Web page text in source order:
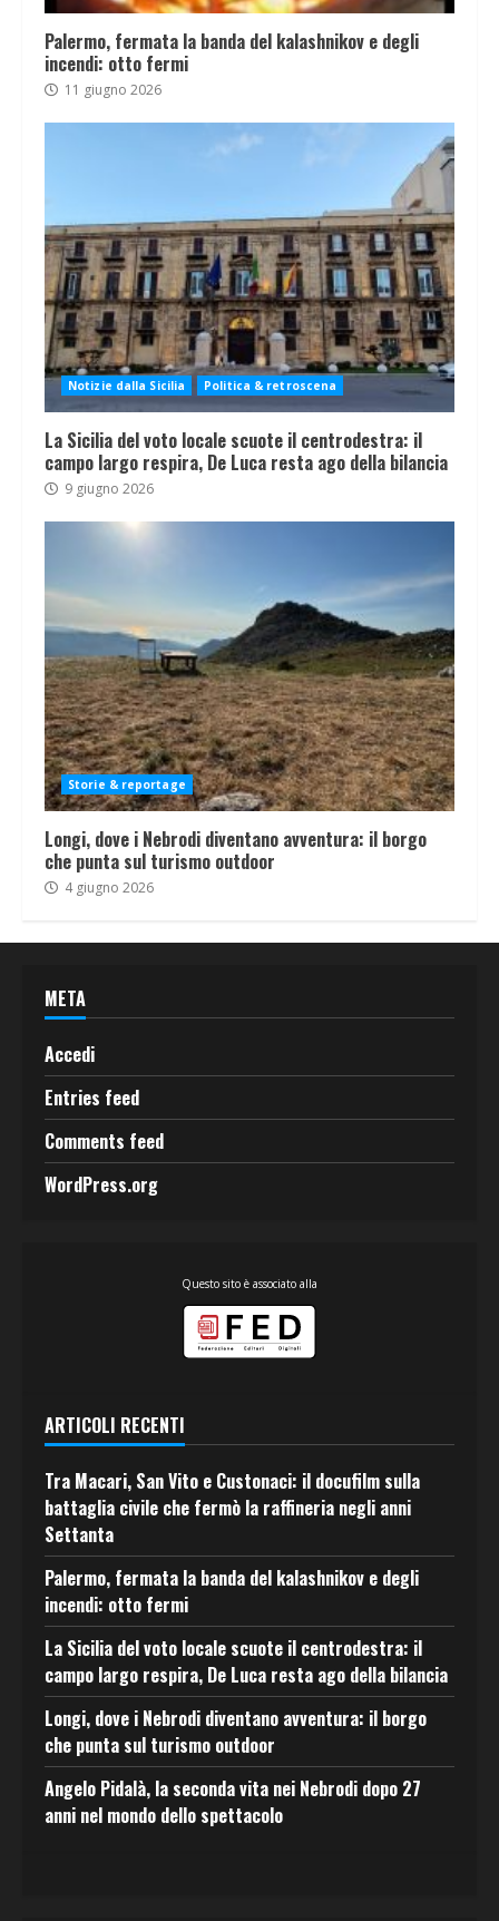
Palermo, fermata la banda del kalashnikov e degli
incendi: otto fermi
11 giugno 2026
Notizie dalla Sicilia Politica & retroscena
La Sicilia del voto locale scuote il centrodestra: il
campo largo respira, De Luca resta ago della bilancia
9 giugno 2026
Storie & reportage
Longi, dove i Nebrodi diventano avventura: il borgo
che punta sul turismo outdoor
4 giugno 2026
META
Accedi
Entries feed
Comments feed
WordPress.org
Questo sito è associato alla
ARTICOLI RECENTI
Tra Macari, San Vito e Custonaci: il docufilm sulla
battaglia civile che fermò la raffineria negli anni
Settanta
Palermo, fermata la banda del kalashnikov e degli
incendi: otto fermi
La Sicilia del voto locale scuote il centrodestra: il
campo largo respira, De Luca resta ago della bilancia
Longi, dove i Nebrodi diventano avventura: il borgo
che punta sul turismo outdoor
Angelo Pidalà, la seconda vita nei Nebrodi dopo 27
anni nel mondo dello spettacolo